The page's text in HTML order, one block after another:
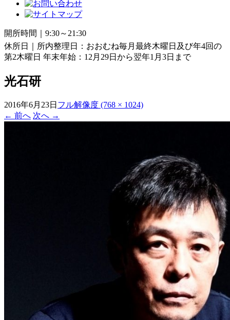
開所時間｜9:30～21:30
休所日｜所内整理日：おおむね毎月最終木曜日及び年4回の
第2木曜日 年末年始：12月29日から翌年1月3日まで
光石研
2016年6月23日 フル解像度 (768 × 1024)
← 前へ 次へ →